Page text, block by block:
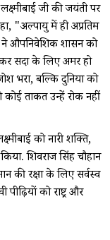
जी की जयंती पर
"अल्पायु में ही अप्रतिम
ने औपनिवेशिक शासन को
सदा के लिए अमर हो
भरा, बल्कि दुनिया को
कोई ताकत उन्हें रोक नहीं
को नारी शक्ति,
शिवराज सिंह चौहान
की रक्षा के लिए सर्वस्व
को राष्ट्र और